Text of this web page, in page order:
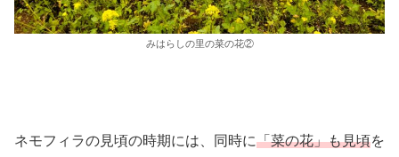
みはらしの里の菜の花②
ネモフィラの見頃の時期には、同時に「菜の花」も見頃を